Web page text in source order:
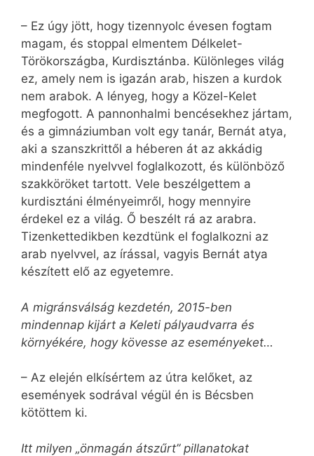
– Ez úgy jött, hogy tizennyolc évesen fogtam
magam, és stoppal elmentem Délkelet-
Törökországba, Kurdisztánba. Különleges világ
ez, amely nem is igazán arab, hiszen a kurdok
nem arabok. A lényeg, hogy a Közel-Kelet
megfogott. A pannonhalmi bencésekhez jártam,
és a gimnáziumban volt egy tanár, Bernát atya,
aki a szanszkrittől a héberen át az akkádig
mindenféle nyelvvel foglalkozott, és különböző
szakköröket tartott. Vele beszélgettem a
kurdisztáni élményeimről, hogy mennyire
érdekel ez a világ. Ő beszélt rá az arabra.
Tizenkettedikben kezdtünk el foglalkozni az
arab nyelvvel, az írással, vagyis Bernát atya
készített elő az egyetemre.
A migránsválság kezdetén, 2015-ben
mindennap kijárt a Keleti pályaudvarra és
környékére, hogy kövesse az eseményeket…
– Az elején elkísértem az útra kelőket, az
események sodrával végül én is Bécsben
kötöttem ki.
Itt milyen „önmagán átszűrt” pillanatokat